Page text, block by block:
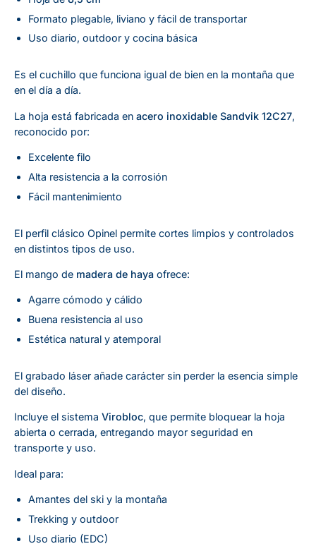
Formato plegable, liviano y fácil de transportar
Uso diario, outdoor y cocina básica
Es el cuchillo que funciona igual de bien en la montaña que
en el día a día.
La hoja está fabricada en acero inoxidable Sandvik 12C27,
reconocido por:
Excelente filo
Alta resistencia a la corrosión
Fácil mantenimiento
El perfil clásico Opinel permite cortes limpios y controlados
en distintos tipos de uso.
El mango de madera de haya ofrece:
Agarre cómodo y cálido
Buena resistencia al uso
Estética natural y atemporal
El grabado láser añade carácter sin perder la esencia simple
del diseño.
Incluye el sistema Virobloc, que permite bloquear la hoja
abierta o cerrada, entregando mayor seguridad en
transporte y uso.
Ideal para:
Amantes del ski y la montaña
Trekking y outdoor
Uso diario (EDC)